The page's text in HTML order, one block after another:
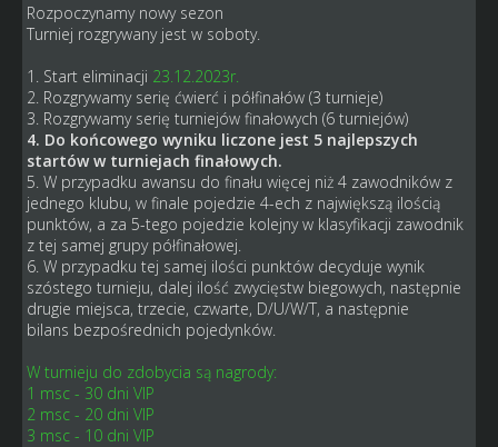
Rozpoczynamy nowysezon
Turniej rozgrywany jest w soboty.
1. Start eliminacji 23.12.2023r.
2. Rozgrywamy serię ćwierć i półfinałów (3 turnieje)
3. Rozgrywamy serię turniejów finałowych (6 turniejów)
4. Do końcowego wyniku liczone jest 5 najlepszych
startów w turniejach finałowych.
5. W przypadku awansu do finału więcej niż 4 zawodników z
jednego klubu, w finale pojedzie 4-ech z największą ilością
punktów, a za 5-tego pojedzie kolejny w klasyfikacji zawodnik
z tej samej grupy półfinałowej.
6. W przypadku tej samej ilości punktów decyduje wynik
szóstego turnieju, dalej ilość zwycięstw biegowych, następnie
drugie miejsca, trzecie, czwarte, D/U/W/T, a następnie
bilans bezpośrednich pojedynków.
W turnieju do zdobycia są nagrody:
1 msc - 30 dni VIP
2 msc - 20 dni VIP
3 msc - 10 dni VIP